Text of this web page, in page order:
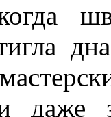
даже